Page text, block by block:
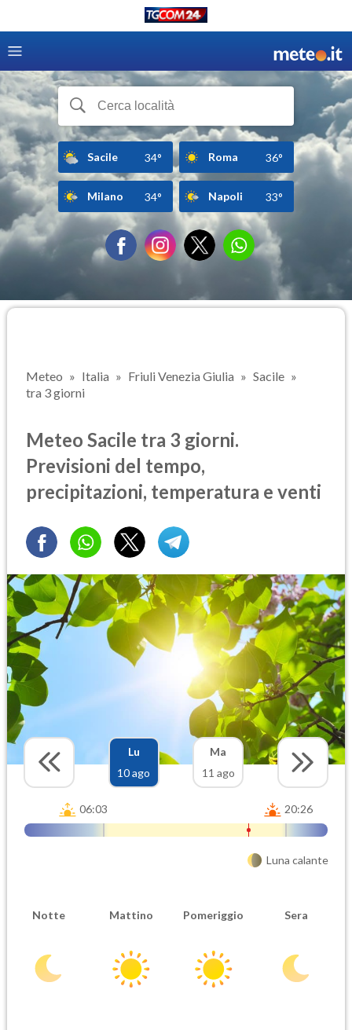
Sacile 34° Roma 36°
Milano 34° Napoli 33°
Meteo Italia Friuli Venezia Giulia
Sacile
tra 3 giorni
Meteo Sacile tra 3 giorni.
Previsioni del tempo,
precipitazioni, temperatura e venti
Lu
10 ago
Ma
11 ago
06:03 20:26
Luna calante
Notte Mattino Pomeriggio Sera